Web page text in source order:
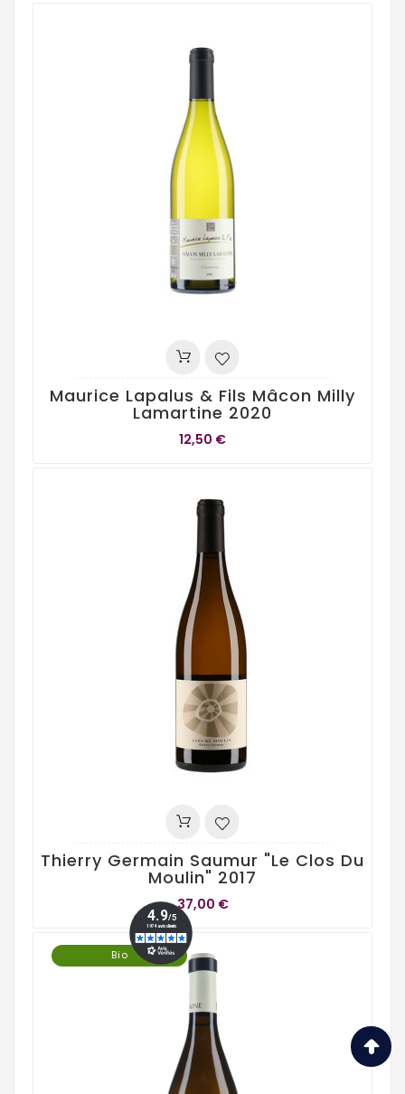
Maurice Lapalus & Fils Mâcon Milly
Lamartine 2020
12,50 €
Thierry Germain Saumur "Le Clos Du
Moulin" 2017
37,00 €
Bio